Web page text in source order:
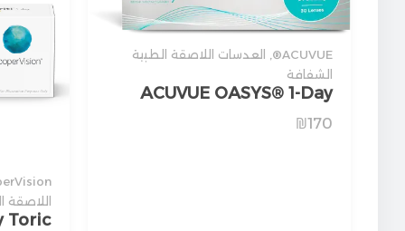
ACUVUE®
العدسات اللاصقة الطبية
الشفافة
ACUVUE OASYS® 1-Day
₪170
اللاصقة
Toric